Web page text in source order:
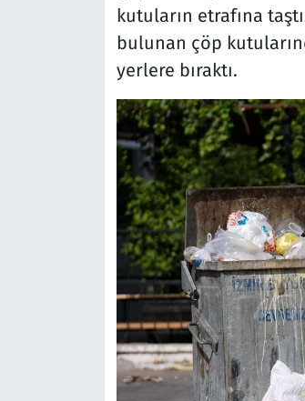
kutuların etrafına
bulunan çöp
yerlere bıraktı.